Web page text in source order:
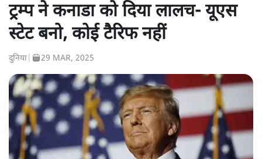
ट्रम्प ने कनाडा को दिया लालच- यूएस
स्टेट बनो, कोई टैरिफ नहीं
दुनिया 29 MAR, 2025